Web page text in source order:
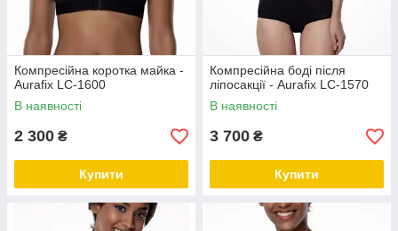
Компресійна коротка майка -
Aurafix LC-1600
В наявності
2 300 ₴
Купити
Компресійна боді після
ліпосакції - Aurafix LC-1570
В наявності
3 700 ₴
Купити